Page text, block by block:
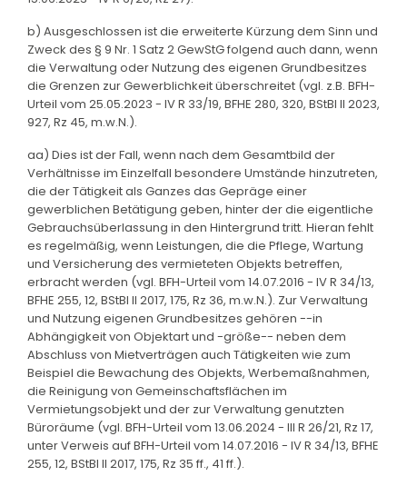
b) Ausgeschlossen ist die erweiterte Kürzung dem Sinn und
Zweck des § 9 Nr. 1 Satz 2 GewStG folgend auch dann, wenn
die Verwaltung oder Nutzung des eigenen Grundbesitzes
die Grenzen zur Gewerblichkeit überschreitet (vgl. z.B. BFH-
Urteil vom 25.05.2023 - IV R 33/19, BFHE 280, 320, BStBl II 2023,
927, Rz 45, m.w.N.).
aa) Dies ist der Fall, wenn nach dem Gesamtbild der
Verhältnisse im Einzelfall besondere Umstände hinzutreten,
die der Tätigkeit als Ganzes das Gepräge einer
gewerblichen Betätigung geben, hinter der die eigentliche
Gebrauchsüberlassung in den Hintergrund tritt. Hieran fehlt
es regelmäßig, wenn Leistungen, die die Pflege, Wartung
und Versicherung des vermieteten Objekts betreffen,
erbracht werden (vgl. BFH-Urteil vom 14.07.2016 - IV R 34/13,
BFHE 255, 12, BStBl II 2017, 175, Rz 36, m.w.N.). Zur Verwaltung
und Nutzung eigenen Grundbesitzes gehören --in
Abhängigkeit von Objektart und -größe-- neben dem
Abschluss von Mietverträgen auch Tätigkeiten wie zum
Beispiel die Bewachung des Objekts, Werbemaßnahmen,
die Reinigung von Gemeinschaftsflächen im
Vermietungsobjekt und der zur Verwaltung genutzten
Büroräume (vgl. BFH-Urteil vom 13.06.2024 - III R 26/21, Rz 17,
unter Verweis auf BFH-Urteil vom 14.07.2016 - IV R 34/13, BFHE
255, 12, BStBl II 2017, 175, Rz 35 ff., 41 ff.).